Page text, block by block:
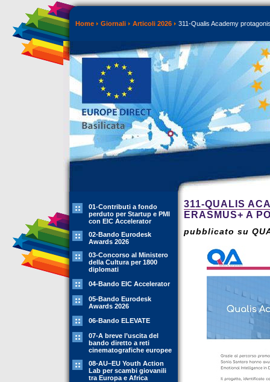
Home Giornali Articoli 2026 311-Qualis Academy
01-Contributi a fondo
perduto per Startup e PMI
con EIC Accelerator
02-Bando Eurodesk
Awards 2026
03-Concorso al Ministero
della Cultura per 1800
diplomati
04-Bando EIC Accelerator
05-Bando Eurodesk
Awards 2026
06-Bando ELEVATE
07-A breve l’uscita del
bando diretto a reti
cinematografiche europee
08-AU–EU Youth Action
Lab per scambi giovanili
tra Europa e Africa
311-QUALIS
ERASMUS+ A
pubblicato su